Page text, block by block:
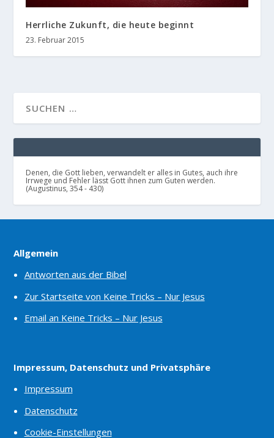
Herrliche Zukunft, die heute beginnt
23. Februar 2015
Denen, die Gott lieben, verwandelt er alles in Gutes, auch ihre
Irrwege und Fehler lässt Gott ihnen zum Guten werden.
(Augustinus, 354 - 430)
Allgemein
Antworten aus der Bibel
Zur Startseite von Keine Tricks – Nur Jesus
Email an Keine Tricks – Nur Jesus
Impressum, Datenschutz und Privatsphäre
Impressum
Datenschutz
Cookie-Einstellungen